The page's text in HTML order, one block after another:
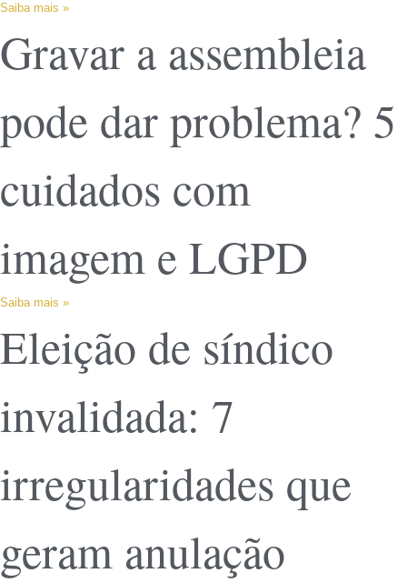
Saiba mais »
Gravar a assembleia
pode dar problema? 5
cuidados com
imagem e LGPD
Saiba mais »
Eleição de síndico
invalidada: 7
irregularidades que
geram anulação